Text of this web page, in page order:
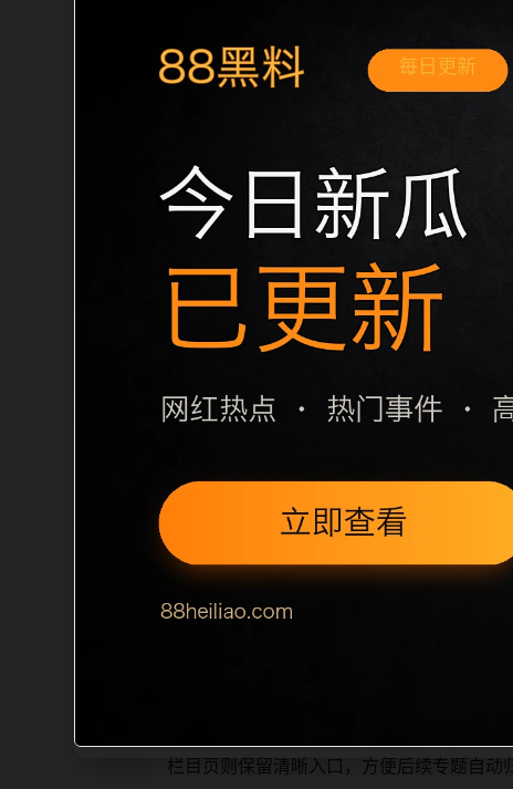
2026黑料门最新事件 免费观看网红爆料移
和同类长尾需求展开。页面先给出清晰主
真实可点击入口、稳定标题、明确描述和
页、首页推荐形成更自然的内链关系。图片
栏目内容归集
图片 alt、title 之间识别一致主题。后续每
主题下有多个相近页面，应通过不同角度
一篇下一篇和 sitemap 入口，保证重要页
哪些可继续阅读、移动端打开时图片和摘
页面既能被
搜索引擎理解，也能让真实用户顺着栏目
栏目页则保留清晰入口，方便后续专题自动